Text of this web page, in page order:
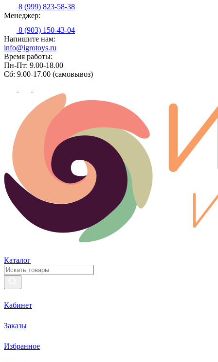
8 (999) 823-58-38
Менеджер:
8 (903) 150-43-04
Напишите нам:
info@igrotoys.ru
Время работы:
Пн-Пт: 9.00-18.00
Сб: 9.00-17.00 (самовывоз)
Каталог
Кабинет
Заказы
Избранное